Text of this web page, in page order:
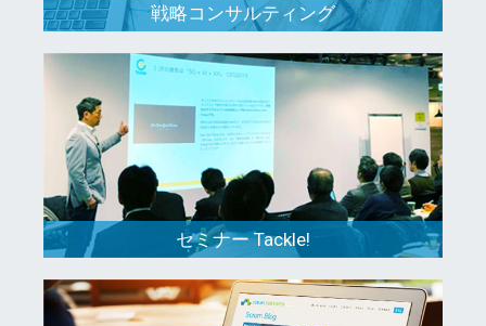
戦略コンサルティング
セミナー Tackle!